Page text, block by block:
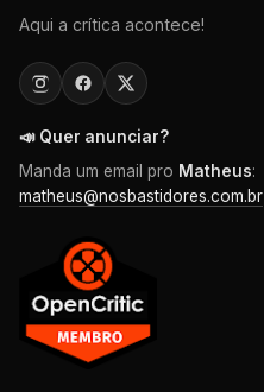
Aqui a crítica acontece!
📣 Quer anunciar?
Manda um email pro Matheus:
matheus@nosbastidores.com.br